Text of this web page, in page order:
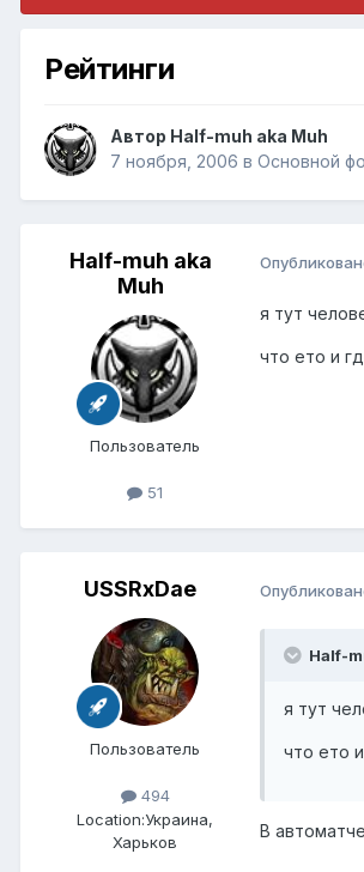
Рейтинги
Автор Half-muh aka Muh
7 ноября, 2006 в Основной
Half-muh aka
Muh
Пользователь
51
я тут
что ето и
USSRxDae
Пользователь
494
Location:Украина,
Харьков
Half-
я тут
что ето
В